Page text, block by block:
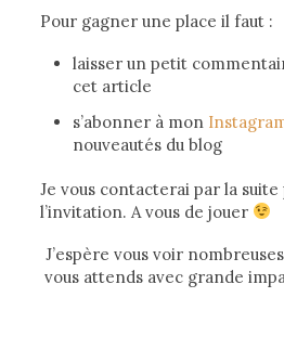
Pour gagner une place il faut :
laisser un petit
cet article
s’abonner à mon
nouveautés du blog
Je vous contacterai par la
l’invitation. A vous de jouer
J’espère vous voir
vous attends avec grande